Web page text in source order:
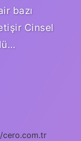
bazı
Cinsel
cero.com.tr